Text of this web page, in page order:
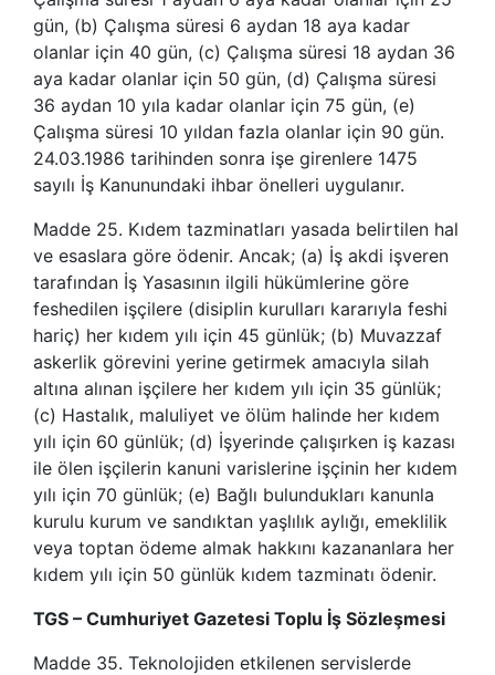
gün, (b) Çalışma süresi 6 aydan 18 aya kadar
olanlar için 40 gün, (c) Çalışma süresi 18 aydan 36
aya kadar olanlar için 50 gün, (d) Çalışma süresi
36 aydan 10 yıla kadar olanlar için 75 gün, (e)
Çalışma süresi 10 yıldan fazla olanlar için 90 gün.
24.03.1986 tarihinden sonra işe girenlere 1475
sayılı İş Kanunundaki ihbar önelleri uygulanır.
Madde 25. Kıdem tazminatları yasada belirtilen hal
ve esaslara göre ödenir. Ancak; (a) İş akdi işveren
tarafından İş Yasasının ilgili hükümlerine göre
feshedilen işçilere (disiplin kurulları kararıyla feshi
hariç) her kıdem yılı için 45 günlük; (b) Muvazzaf
askerlik görevini yerine getirmek amacıyla silah
altına alınan işçilere her kıdem yılı için 35 günlük;
(c) Hastalık, maluliyet ve ölüm halinde her kıdem
yılı için 60 günlük; (d) İşyerinde çalışırken iş kazası
ile ölen işçilerin kanuni varislerine işçinin her kıdem
yılı için 70 günlük; (e) Bağlı bulundukları kanunla
kurulu kurum ve sandıktan yaşlılık aylığı, emeklilik
veya toptan ödeme almak hakkını kazananlara her
kıdem yılı için 50 günlük kıdem tazminatı ödenir.
TGS – Cumhuriyet Gazetesi Toplu İş Sözleşmesi
Madde 35. Teknolojiden etkilenen servislerde